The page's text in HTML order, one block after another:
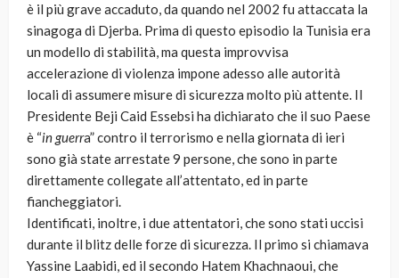
è il più grave accaduto, da quando nel 2002 fu attaccata la
sinagoga di Djerba. Prima di questo episodio la Tunisia era
un modello di stabilità, ma questa improvvisa
accelerazione di violenza impone adesso alle autorità
locali di assumere misure di sicurezza molto più attente. Il
Presidente Beji Caid Essebsi ha dichiarato che il suo Paese
è “in guerra” contro il terrorismo e nella giornata di ieri
sono già state arrestate 9 persone, che sono in parte
direttamente collegate all’attentato, ed in parte
fiancheggiatori.
Identificati, inoltre, i due attentatori, che sono stati uccisi
durante il blitz delle forze di sicurezza. Il primo si chiamava
Yassine Laabidi, ed il secondo Hatem Khachnaoui, che